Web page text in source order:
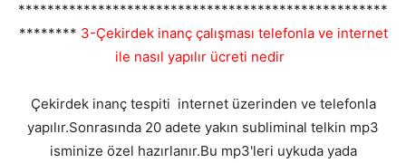
***************************************************
******** 3-Çekirdek inanç çalışması telefonla ve internet
ile nasıl yapılır ücreti nedir
Çekirdek inanç tespiti internet üzerinden ve telefonla
yapılır.Sonrasında 20 adete yakın subliminal telkin mp3
isminize özel hazırlanır.Bu mp3'leri uykuda yada